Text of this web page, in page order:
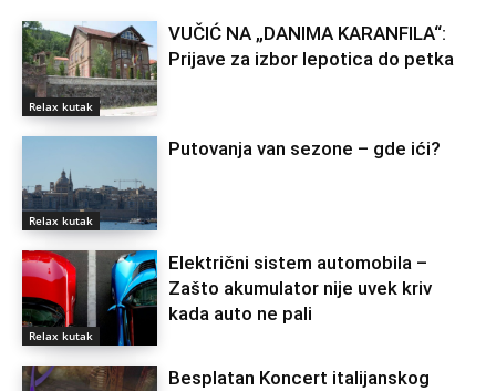
Relax kutak
VUČIĆ NA „DANIMA KARANFILA“:
Prijave za izbor lepotica do petka
Relax kutak
Putovanja van sezone – gde ići?
Relax kutak
Električni sistem automobila –
Zašto akumulator nije uvek kriv
kada auto ne pali
Besplatan Koncert italijanskog